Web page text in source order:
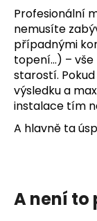
Profesionální
nemusíte
případnými
topení…) – vše
starostí.
výsledku a
instalace tím
A hlavně ta
A není to